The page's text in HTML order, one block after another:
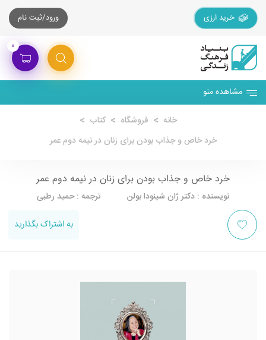
خرید ارزی ورود/ثبت نام
۰
مشاهده منو
خانه فروشگاه
کتاب
خرد خاص و جذاب بودن برای زنان در نیمه دوم عمر
خرد خاص و جذاب بودن برای زنان در نیمه دوم عمر
نویسنده : دکتر ژان شینودا بولن ترجمه : حمید رطبی
به اشتراک بگذارید